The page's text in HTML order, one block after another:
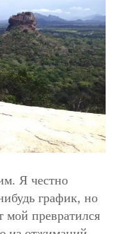
Я честно
график, но
мой превратился